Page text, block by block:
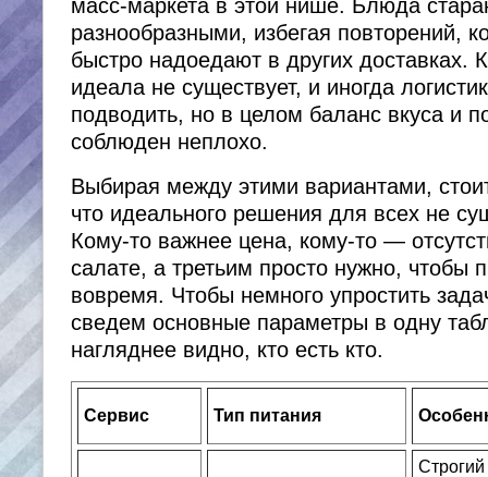
масс-маркета в этой нише. Блюда
разнообразными, избегая повторений,
быстро надоедают в других доставках.
идеала не существует, и иногда
подводить, но в целом баланс вкуса и
соблюден неплохо.
Выбирая между этими вариантами,
что идеального решения для всех не
Кому-то важнее цена, кому-то —
салате, а третьим просто нужно, чтобы
вовремя. Чтобы немного упростить
сведем основные параметры в одну
нагляднее видно, кто есть кто.
Сервис Тип питания
Строгий